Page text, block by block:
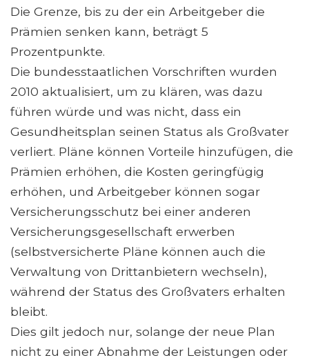
Die Grenze, bis zu der ein Arbeitgeber die
Prämien senken kann, beträgt 5
Prozentpunkte.
Die bundesstaatlichen Vorschriften wurden
2010 aktualisiert, um zu klären, was dazu
führen würde und was nicht, dass ein
Gesundheitsplan seinen Status als Großvater
verliert. Pläne können Vorteile hinzufügen, die
Prämien erhöhen, die Kosten geringfügig
erhöhen, und Arbeitgeber können sogar
Versicherungsschutz bei einer anderen
Versicherungsgesellschaft erwerben
(selbstversicherte Pläne können auch die
Verwaltung von Drittanbietern wechseln),
während der Status des Großvaters erhalten
bleibt.
Dies gilt jedoch nur, solange der neue Plan
nicht zu einer Abnahme der Leistungen oder